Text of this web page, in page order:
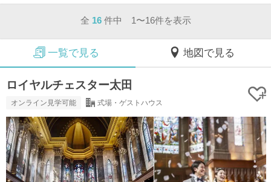
全 16 件中 1〜16件を表示
一覧で見る 地図で見る
ロイヤルチェスター太田
オンライン見学可能 式場・ゲストハウス